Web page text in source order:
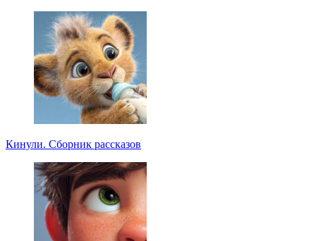
Кинули. Сборник рассказов